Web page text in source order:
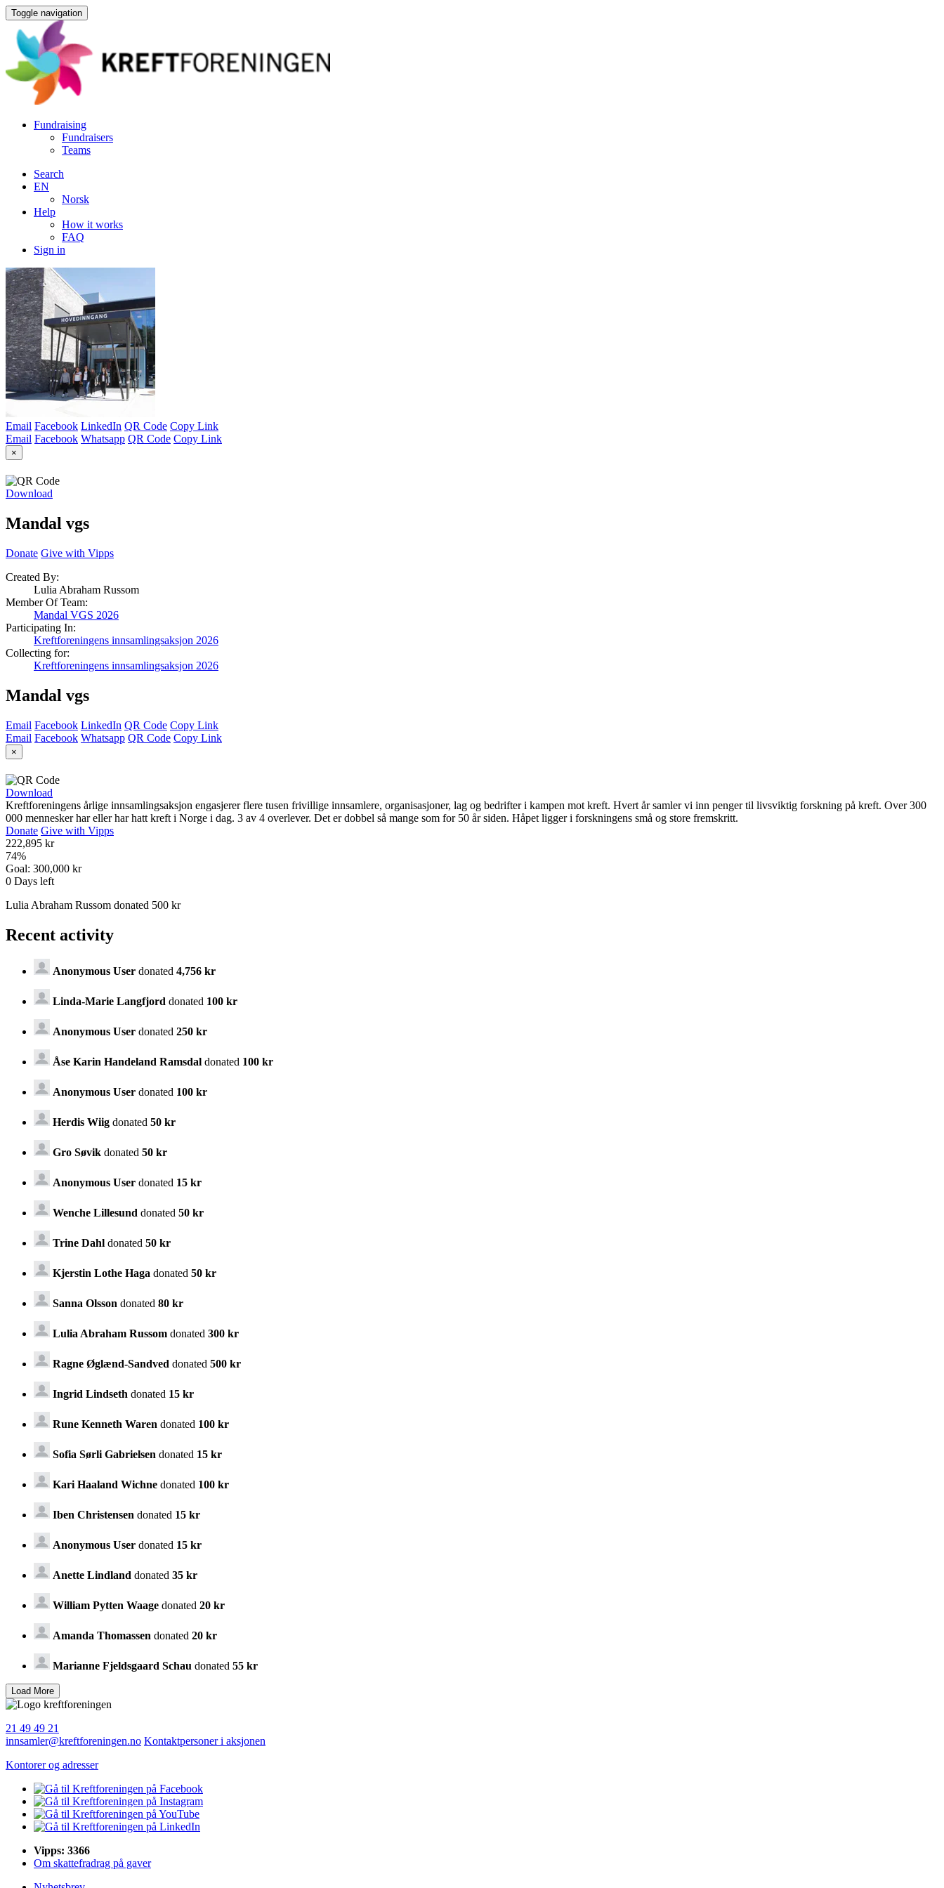
Toggle navigation
Fundraising
Fundraisers
Teams
Search
EN
Norsk
Help
How it works
FAQ
Sign in
Email Facebook LinkedIn QR Code Copy Link
Email Facebook Whatsapp QR Code Copy Link
×
Download
Mandal vgs
Donate Give with Vipps
Created By:
Lulia Abraham Russom
Member Of Team:
Mandal VGS 2026
Participating In:
Kreftforeningens innsamlingsaksjon 2026
Collecting for:
Kreftforeningens innsamlingsaksjon 2026
Mandal vgs
Email Facebook LinkedIn QR Code Copy Link
Email Facebook Whatsapp QR Code Copy Link
×
Download
Kreftforeningens årlige innsamlingsaksjon engasjerer flere tusen frivillige innsamlere, organisasjoner, lag og bedrifter i kampen mot kreft. Hvert år samler vi inn penger til livsviktig forskning på kreft. Over 300
000 mennesker har eller har hatt kreft i Norge i dag. 3 av 4 overlever. Det er dobbel så mange som for 50 år siden. Håpet ligger i forskningens små og store fremskritt.
Donate Give with Vipps
222,895 kr
74%
Goal: 300,000 kr
0 Days left
Lulia Abraham Russom donated 500 kr
Recent activity
Anonymous User donated 4,756 kr
Linda-Marie Langfjord donated 100 kr
Anonymous User donated 250 kr
Åse Karin Handeland Ramsdal donated 100 kr
Anonymous User donated 100 kr
Herdis Wiig donated 50 kr
Gro Søvik donated 50 kr
Anonymous User donated 15 kr
Wenche Lillesund donated 50 kr
Trine Dahl donated 50 kr
Kjerstin Lothe Haga donated 50 kr
Sanna Olsson donated 80 kr
Lulia Abraham Russom donated 300 kr
Ragne Øglænd-Sandved donated 500 kr
Ingrid Lindseth donated 15 kr
Rune Kenneth Waren donated 100 kr
Sofia Sørli Gabrielsen donated 15 kr
Kari Haaland Wichne donated 100 kr
Iben Christensen donated 15 kr
Anonymous User donated 15 kr
Anette Lindland donated 35 kr
William Pytten Waage donated 20 kr
Amanda Thomassen donated 20 kr
Marianne Fjeldsgaard Schau donated 55 kr
21 49 49 21
innsamler@kreftforeningen.no Kontaktpersoner i aksjonen
Kontorer og adresser
Vipps: 3366
Om skattefradrag på gaver